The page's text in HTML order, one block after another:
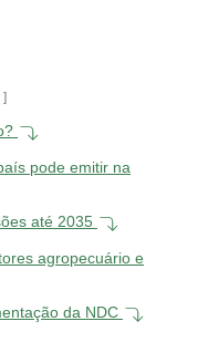
pode emitir na
até 2035
agropecuário e
da NDC